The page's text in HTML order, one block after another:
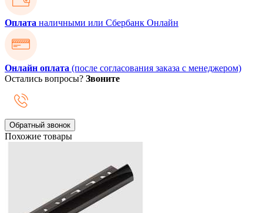
Оплата наличными или Сбербанк Онлайн
Онлайн оплата (после согласования заказа с менеджером)
Остались вопросы? Звоните
Обратный звонок
Похожие товары